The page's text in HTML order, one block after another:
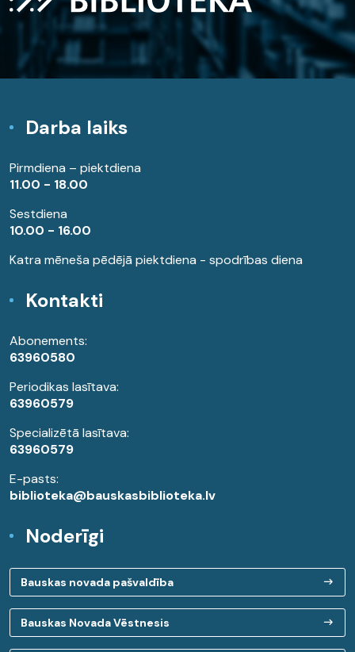
Darba laiks
Pirmdiena – piektdiena
11.00 - 18.00
Sestdiena
10.00 - 16.00
Katra mēneša pēdējā piektdiena - spodrības diena
Kontakti
Abonements:
63960580
Periodikas lasītava:
63960579
Specializētā lasītava:
63960579
E-pasts:
biblioteka@bauskasbiblioteka.lv
Noderīgi
Bauskas novada pašvaldība
Bauskas Novada Vēstnesis